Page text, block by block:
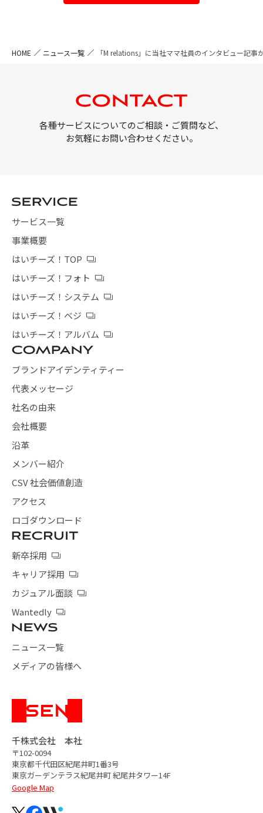
HOME ニュース一覧 「M relations」に当社ママ社員のインタビュー記事
各種サービスについてのご相談・ご質問など、
お気軽にお問い合わせください。
千株式会社 本社
〒102-0094
東京都千代田区紀尾井町1番3号
東京ガーデンテラス紀尾井町紀尾井タワー14F
Google Map
サービス一覧
事業概要
はいチーズ！TOP
はいチーズ！フォト
はいチーズ！システム
はいチーズ！ベジ
はいチーズ！アルバム
ブランドアイデンティティー
代表メッセージ
社名の由来
会社概要
沿革
メンバー紹介
CSV 社会価値創造
アクセス
ロゴダウンロード
新卒採用
キャリア採用
カジュアル面談
Wantedly
ニュース一覧
メディアの皆様へ